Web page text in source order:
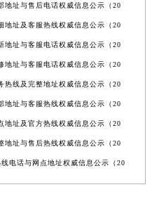
地址与售后电话权威信息公示（20
地址及客服热线权威信息公示（20
地址与客服电话权威信息公示（20
地址与客服电话权威信息公示（20
热线及完整地址权威信息公示（20
地址与客服热线权威信息公示（20
地址及官方热线权威信息公示（20
地址与售后热线权威信息公示（20
电话与网点地址权威信息公示（20